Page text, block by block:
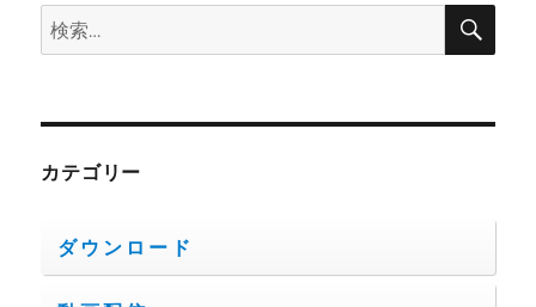
検
索:
検
カテゴリー
ダウンロード